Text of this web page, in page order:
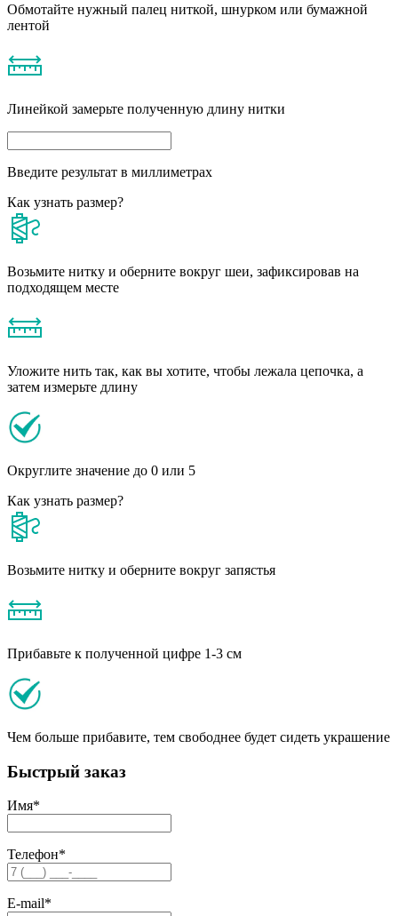
Обмотайте нужный палец ниткой, шнурком или бумажной
лентой
Линейкой замерьте полученную длину нитки
Введите результат в миллиметрах
Как узнать размер?
Возьмите нитку и оберните вокруг шеи, зафиксировав на
подходящем месте
Уложите нить так, как вы хотите, чтобы лежала цепочка, а
затем измерьте длину
Округлите значение до 0 или 5
Как узнать размер?
Возьмите нитку и оберните вокруг запястья
Прибавьте к полученной цифре 1-3 см
Чем больше прибавите, тем свободнее будет сидеть украшение
Быстрый заказ
Имя*
Телефон*
E-mail*